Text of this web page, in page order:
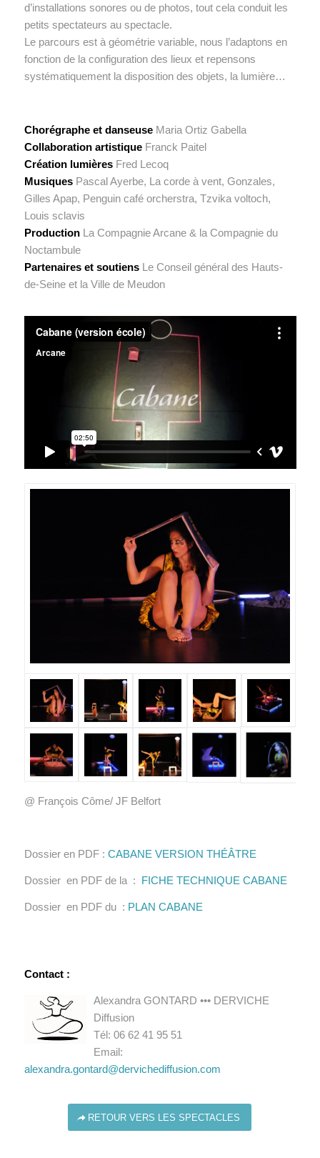
d’installations sonores ou de photos, tout cela conduit les
petits spectateurs au spectacle.
Le parcours est à géométrie variable, nous l’adaptons en
fonction de la configuration des lieux et repensons
systématiquement la disposition des objets, la lumière…
Chorégraphe et danseuseMaria Ortiz Gabella
Collaboration artistiqueFranck Paitel
Création lumièresFred Lecoq
MusiquesPascal Ayerbe, La corde à vent, Gonzales,
Gilles Apap, Penguin café orcherstra, Tzvika voltoch,
Louis sclavis
ProductionLa Compagnie Arcane & la Compagnie du
Noctambule
Partenaires et soutiens Le Conseil général des Hauts-
de-Seine et la Ville de Meudon
@ François Côme/ JF Belfort
Dossier en PDF : CABANE VERSION THÉÂTRE
Dossier en PDF de la : FICHE TECHNIQUE CABANE
Dossier en PDF du : PLAN CABANE
Contact :
Alexandra GONTARD ••• DERVICHE
Diffusion
Tél: 06 62 41 95 51
Email:
alexandra.gontard@dervichediffusion.com
RETOUR VERS LES SPECTACLES